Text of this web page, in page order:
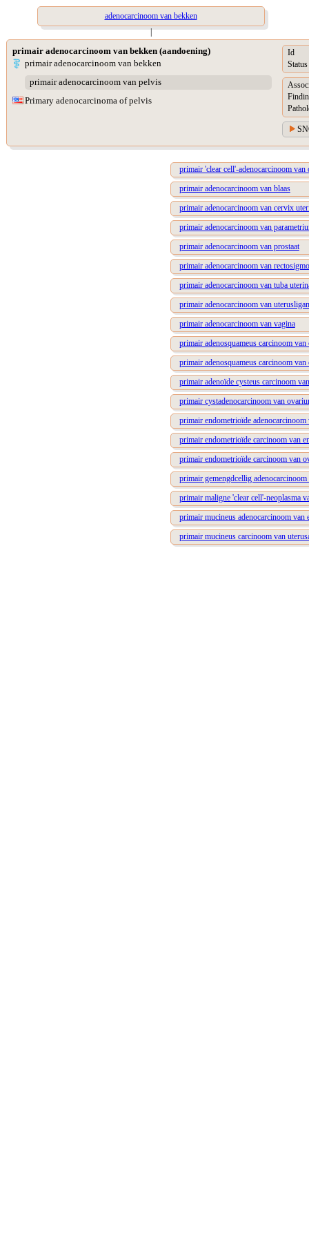
adenocarcinoom van bekken
|
primair adenocarcinoom van bekken (aandoening)
primair adenocarcinoom van bekken
primair adenocarcinoom van pelvis
Primary adenocarcinoma of pelvis
Id
Status
primair 'clear cell'-adenocarcinoom van
primair adenocarcinoom van blaas
primair adenocarcinoom van cervix
primair adenocarcinoom van
primair adenocarcinoom van prostaat
primair adenocarcinoom van
primair adenocarcinoom van tuba
primair adenocarcinoom van
primair adenocarcinoom van vagina
primair adenosquameus carcinoom
primair adenosquameus carcinoom van
primair adenoïde cysteus carcinoom
primair cystadenocarcinoom van
primair endometrioïde adenocarcinoom
primair endometrioïde carcinoom van
primair endometrioïde carcinoom van
primair gemengdcellig
primair maligne 'clear cell'-neoplasma
primair mucineus adenocarcinoom van
primair mucineus carcinoom van